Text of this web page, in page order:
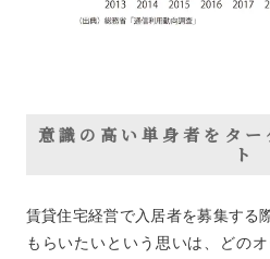
意識の高い単身者をター
ト
賃貸住宅経営で入居者を募集する
もらいたいという思いは、どの